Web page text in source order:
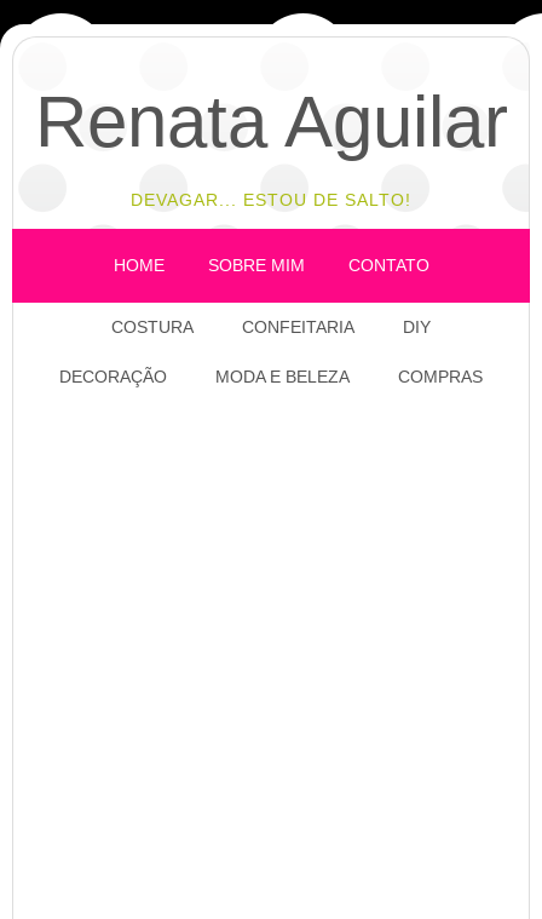
Renata Aguilar
DEVAGAR... ESTOU DE SALTO!
HOME SOBRE MIM CONTATO
COSTURA CONFEITARIA DIY
DECORAÇÃO MODA E BELEZA COMPRAS